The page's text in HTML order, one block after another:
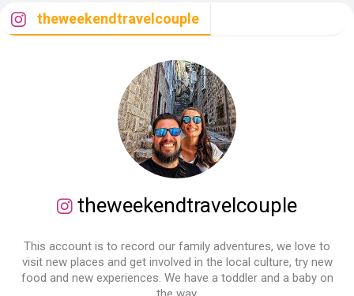
theweekendtravelcouple
theweekendtravelcouple
This account is to record our family adventures, we love to
visit new places and get involved in the local culture, try new
food and new experiences. We have a toddler and a baby on